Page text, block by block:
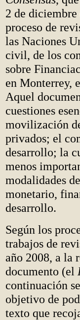
2 de diciembre
proceso de
las Naciones
civil, de los
sobre
en Monterrey,
Aquel
cuestiones
movilización
privados; el
desarrollo; la
menos
modalidades
monetario,
desarrollo.
Según los
trabajos de
año 2008, a la
documento (el
continuación
objetivo de
texto que